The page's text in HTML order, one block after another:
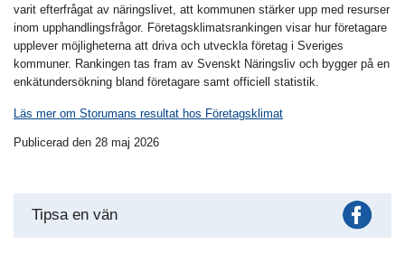
varit efterfrågat av näringslivet, att kommunen stärker upp med resurser
inom upphandlingsfrågor. Företagsklimatsrankingen visar hur företagare
upplever möjligheterna att driva och utveckla företag i Sveriges
kommuner. Rankingen tas fram av Svenskt Näringsliv och bygger på en
enkätundersökning bland företagare samt officiell statistik.
Läs mer om Storumans resultat hos Företagsklimat
Publicerad den 28 maj 2026
Tipsa en vän